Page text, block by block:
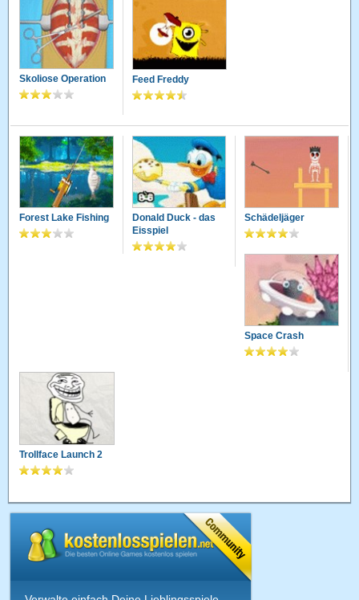
Skoliose Operation Feed Freddy
Forest Lake Fishing
Donald Duck - das
Eisspiel
Schädeljäger
Space Crash
Trollface Launch 2